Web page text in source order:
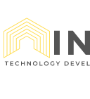
contenido